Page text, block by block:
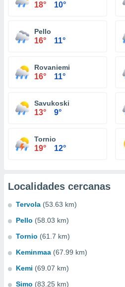
18° 10°
Pello
16° 11°
Rovaniemi
16° 11°
Savukoski
13° 9°
Tornio
19° 12°
Localidades cercanas
Tervola (53.63 km)
Pello (58.03 km)
Tornio (61.7 km)
Keminmaa (67.99 km)
Kemi (69.07 km)
Simo (83.25 km)